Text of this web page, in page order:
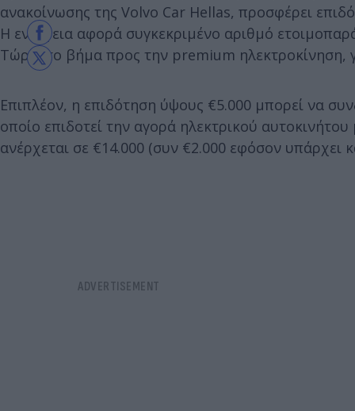
ανακοίνωσης της Volvo Car Hellas, προσφέρει
Η ενέργεια αφορά συγκεκριμένο αριθμό
Τώρα, το βήμα προς την premium ηλεκτροκίνηση,
Επιπλέον, η επιδότηση ύψους €5.000 μπορεί να
οποίο επιδοτεί την αγορά ηλεκτρικού
ανέρχεται σε €14.000 (συν €2.000 εφόσον υπάρχει